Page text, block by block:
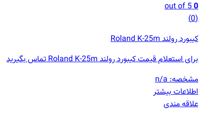
0
out of 5
(0)
کیبورد رولند Roland K-25m
برای استعلام قیمت کیبورد رولند Roland K-25m تماس بگیرید
مشخصه: n/a
اطلاعات بیشتر
علاقه مندی